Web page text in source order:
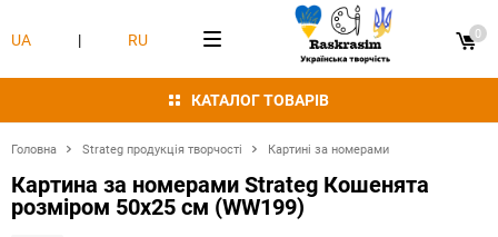
КАТАЛОГ ТОВАРІВ
UA | RU 0
Головна Strateg продукція творчості Картині за номерами
Картина за номерами Strateg Кошенята
розміром 50х25 см (WW199)